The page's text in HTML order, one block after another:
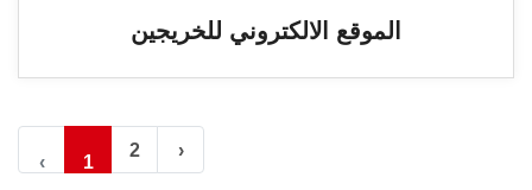
الموقع الالكتروني للخريجين
‹ 1
2 ›